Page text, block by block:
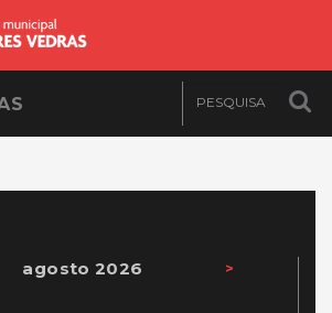
agosto 2026 >